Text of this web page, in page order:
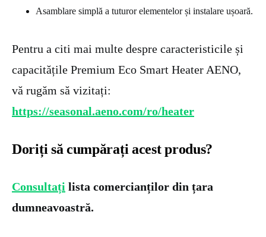
Asamblare simplă a tuturor elementelor și instalare ușoară.
Pentru a citi mai multe despre caracteristicile și
capacitățile Premium Eco Smart Heater AENO,
vă rugăm să vizitați:
https://seasonal.aeno.com/ro/heater
Doriți să cumpărați acest produs?
Consultați lista comercianților din țara
dumneavoastră.